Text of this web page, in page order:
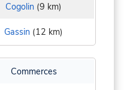
Cogolin (9 km)
Gassin (12 km)
Commerces